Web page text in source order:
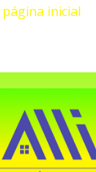
inicial